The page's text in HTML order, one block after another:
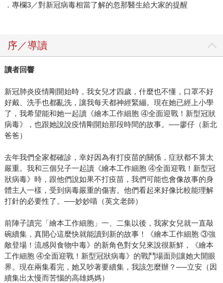
．專欄3／對新冠病毒相當了解的忽那醫生給大家的提醒
序／導讀
讀者回響
新冠肺炎疫情剛開始時，我女兒才四歲，什麼也不懂，口罩不好
好戴、洗手也都亂洗，讓我每天都神經緊繃。現在她已經上小學
了，我希望能和她一起讀《繪本工作細胞 ④全面迎戰！新型冠狀
病毒》，也跟她說說疫情剛開始那段時間的故事。──廖仔（新北
爸爸）
去年我們全家都確診，幸好因為有打疫苗的關係，症狀都不算太
嚴重。我和三個兒子一起讀《繪本工作細胞 ④全面迎戰！新型冠
狀病毒》時，跟他們說如果不打疫苗，我們可能也會像故事的身
體主人一樣，受到病毒嚴重的傷害。他們看起來好像比較能理解
打針的必要性了。──妙妙喵（英文老師）
前陣子讀完「繪本工作細胞」一、二集以後，我家女兒就一直敲
碗續集，真開心這麼快就能讀到新的故事！《繪本工作細胞 ③強
敵登場！流感與食物中毒》的新角色對女兒來說很新鮮，《繪本
工作細胞 ④全面迎戰！新型冠狀病毒》的戰鬥場面則讓她大開眼
界。現在兩集看完，她又吵著要續集，我該怎麼辦？──立安（因
續集出太慢而苦惱的高雄媽媽）